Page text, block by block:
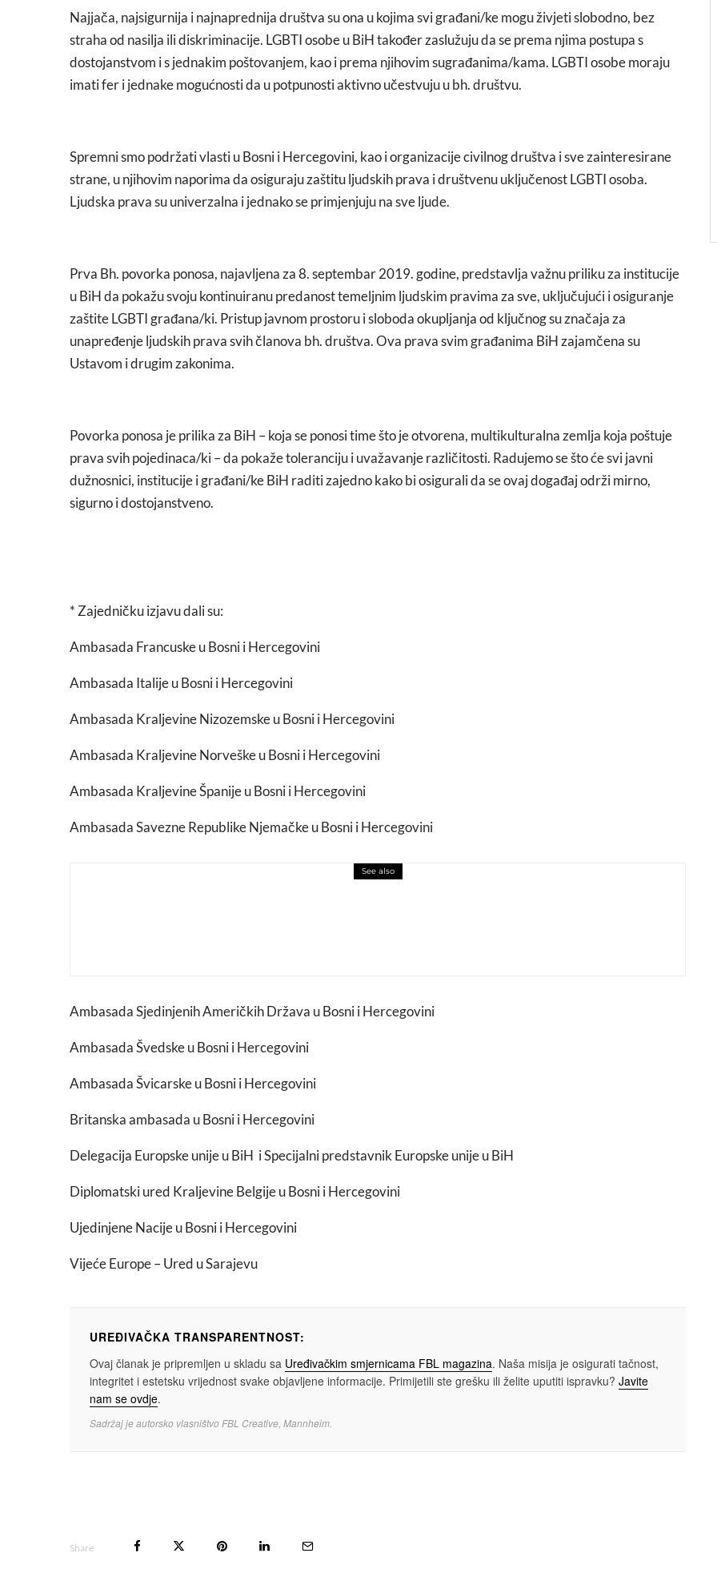
Najjača, najsigurnija i najnaprednija društva su ona u kojima svi građani/ke mogu živjeti slobodno, bez
straha od nasilja ili diskriminacije. LGBTI osobe u BiH također zaslužuju da se prema njima postupa s
dostojanstvom i s jednakim poštovanjem, kao i prema njihovim sugrađanima/kama. LGBTI osobe moraju
imati fer i jednake mogućnosti da u potpunosti aktivno učestvuju u bh. društvu.
Spremni smo podržati vlasti u Bosni i Hercegovini, kao i organizacije civilnog društva i sve zainteresirane
strane, u njihovim naporima da osiguraju zaštitu ljudskih prava i društvenu uključenost LGBTI osoba.
Ljudska prava su univerzalna i jednako se primjenjuju na sve ljude.
Prva Bh. povorka ponosa, najavljena za 8. septembar 2019. godine, predstavlja važnu priliku za institucije
u BiH da pokažu svoju kontinuiranu predanost temeljnim ljudskim pravima za sve, uključujući i osiguranje
zaštite LGBTI građana/ki. Pristup javnom prostoru i sloboda okupljanja od ključnog su značaja za
unapređenje ljudskih prava svih članova bh. društva. Ova prava svim građanima BiH zajamčena su
Ustavom i drugim zakonima.
Povorka ponosa je prilika za BiH – koja se ponosi time što je otvorena, multikulturalna zemlja koja poštuje
prava svih pojedinaca/ki – da pokaže toleranciju i uvažavanje različitosti. Radujemo se što će svi javni
dužnosnici, institucije i građani/ke BiH raditi zajedno kako bi osigurali da se ovaj događaj održi mirno,
sigurno i dostojanstveno.
* Zajedničku izjavu dali su:
Ambasada Francuske u Bosni i Hercegovini
Ambasada Italije u Bosni i Hercegovini
Ambasada Kraljevine Nizozemske u Bosni i Hercegovini
Ambasada Kraljevine Norveške u Bosni i Hercegovini
Ambasada Kraljevine Španije u Bosni i Hercegovini
Ambasada Savezne Republike Njemačke u Bosni i Hercegovini
See also
Ambasada Sjedinjenih Američkih Država u Bosni i Hercegovini
Ambasada Švedske u Bosni i Hercegovini
Ambasada Švicarske u Bosni i Hercegovini
Britanska ambasada u Bosni i Hercegovini
Delegacija Europske unije u BiH i Specijalni predstavnik Europske unije u BiH
Diplomatski ured Kraljevine Belgije u Bosni i Hercegovini
Ujedinjene Nacije u Bosni i Hercegovini
Vijeće Europe – Ured u Sarajevu
UREĐIVAČKA TRANSPARENTNOST:
Ovaj članak je pripremljen u skladu sa Uređivačkim smjernicama FBL magazina. Naša misija je osigurati tačnost,
integritet i estetsku vrijednost svake objavljene informacije. Primijetili ste grešku ili želite uputiti ispravku? Javite
nam se ovdje.
Sadržaj je autorsko vlasništvo FBL Creative, Mannheim.
Share